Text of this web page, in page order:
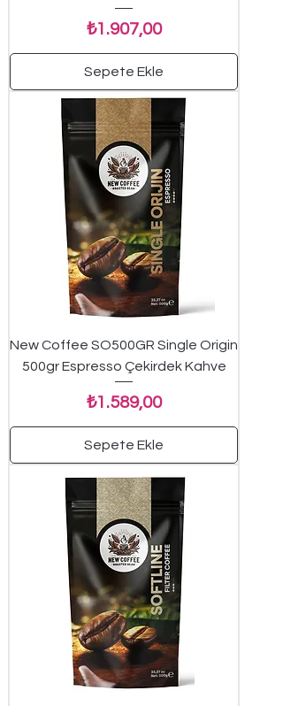
Fiyat
₺1.907,00
Sepete Ekle
New Coffee SO500GR Single Origin
500gr Espresso Çekirdek Kahve
Fiyat
₺1.589,00
Sepete Ekle